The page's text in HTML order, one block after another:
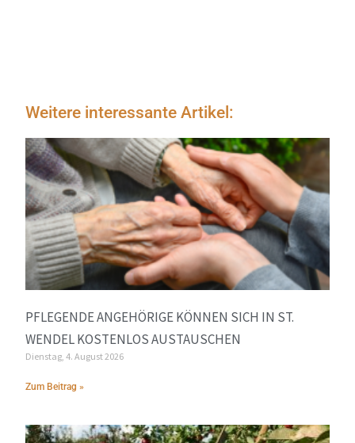
Weitere interessante Artikel:
PFLEGENDE ANGEHÖRIGE KÖNNEN SICH IN ST.
WENDEL KOSTENLOS AUSTAUSCHEN
Dienstag, 4. August 2026
Zum Beitrag »